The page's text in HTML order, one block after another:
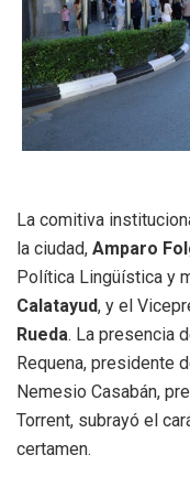
La comitiva
la ciudad, Amparo
Política Lingüística y
Calatayud, y el
Rueda. La presencia
Requena, presidente
Nemesio Casabán,
Torrent, subrayó el
certamen.